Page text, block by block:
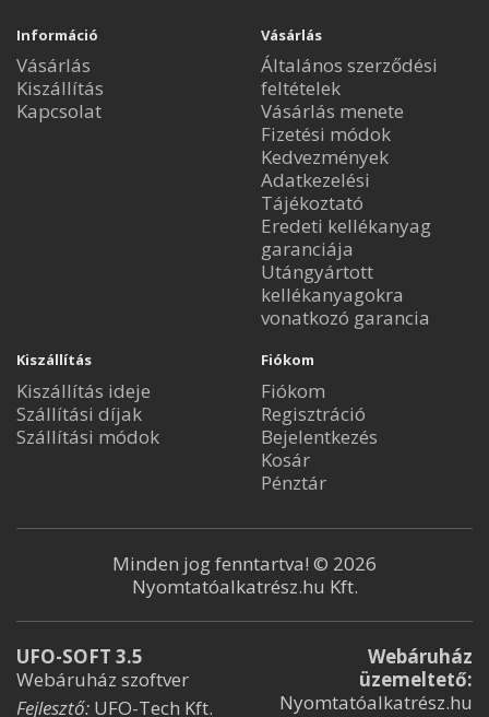
Információ
Vásárlás
Kiszállítás
Kapcsolat
Vásárlás
Általános szerződési
feltételek
Vásárlás menete
Fizetési módok
Kedvezmények
Adatkezelési
Tájékoztató
Eredeti kellékanyag
garanciája
Utángyártott
kellékanyagokra
vonatkozó garancia
Kiszállítás
Kiszállítás ideje
Szállítási díjak
Szállítási módok
Fiókom
Fiókom
Regisztráció
Bejelentkezés
Kosár
Pénztár
Minden jog fenntartva! © 2026
Nyomtatóalkatrész.hu Kft.
UFO-SOFT 3.5
Webáruház szoftver
Fejlesztő: UFO-Tech Kft.
Webáruház
üzemeltető:
Nyomtatóalkatrész.hu